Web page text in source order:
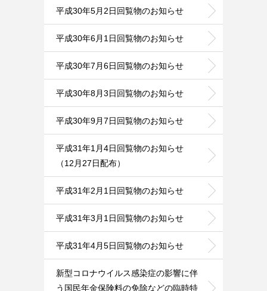
平成30年5月2日回覧物のお知らせ
平成30年6月1日回覧物のお知らせ
平成30年7月6日回覧物のお知らせ
平成30年8月3日回覧物のお知らせ
平成30年9月7日回覧物のお知らせ
平成31年1月4日回覧物のお知らせ
（12月27日配布）
平成31年2月1日回覧物のお知らせ
平成31年3月1日回覧物のお知らせ
平成31年4月5日回覧物のお知らせ
新型コロナウイルス感染症の影響に伴
う国民年金保険料の免除などの臨時特